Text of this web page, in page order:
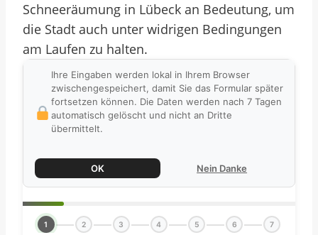
Schneeräumung in Lübeck an Bedeutung, um
die Stadt auch unter widrigen Bedingungen
am Laufen zu halten.
Ihre Eingaben werden lokal in Ihrem Browser
zwischengespeichert, damit Sie das Formular später
fortsetzen können. Die Daten werden nach 7 Tagen
automatisch gelöscht und nicht an Dritte
übermittelt.
OK Nein Danke
1 2 3 4 5 6 7